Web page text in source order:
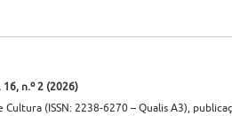
16, n.º 2 (2026)
Cultura (ISSN: 2238-6270 – Qualis A3),